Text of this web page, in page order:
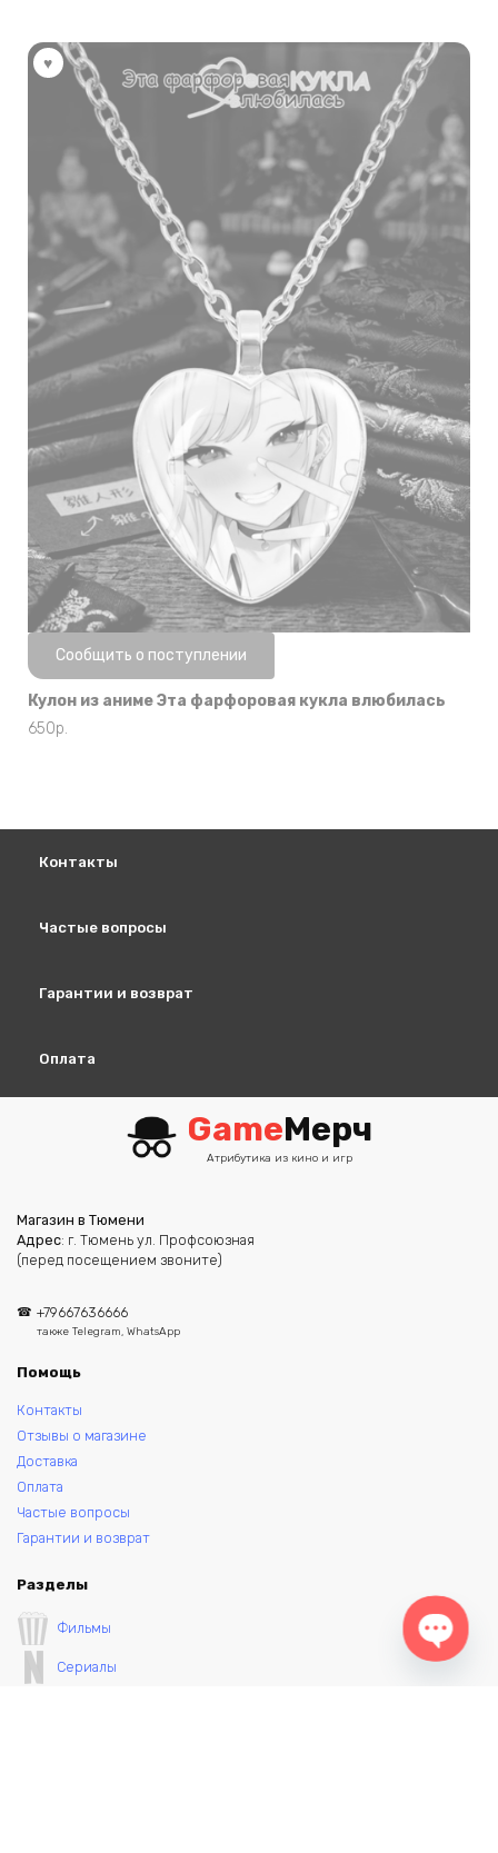
Нет в наличии
Сообщить о поступлении
Кулон из аниме Эта фарфоровая кукла влюбилась
650р.
Контакты
Частые вопросы
Гарантии и возврат
Оплата
GameМерч
Атрибутика из кино и игр
Магазин в Тюмени
Адрес: г. Тюмень ул. Профсоюзная
(перед посещением звоните)
+79667636666
также Telegram, WhatsApp
Помощь
Контакты
Отзывы о магазине
Доставка
Оплата
Частые вопросы
Гарантии и возврат
Разделы
Фильмы
Сериалы